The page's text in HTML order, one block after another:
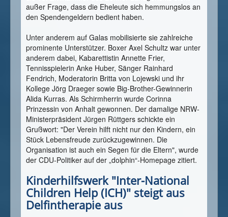
außer Frage, dass die Eheleute sich hemmungslos an
den Spendengeldern bedient haben.
Unter anderem auf Galas mobilisierte sie zahlreiche
prominente Unterstützer. Boxer Axel Schultz war unter
anderem dabei, Kabarettistin Annette Frier,
Tennisspielerin Anke Huber, Sänger Rainhard
Fendrich, Moderatorin Britta von Lojewski und ihr
Kollege Jörg Draeger sowie Big-Brother-Gewinnerin
Alida Kurras. Als Schirmherrin wurde Corinna
Prinzessin von Anhalt gewonnen. Der damalige NRW-
Ministerpräsident Jürgen Rüttgers schickte ein
Grußwort: "Der Verein hilft nicht nur den Kindern, ein
Stück Lebensfreude zurückzugewinnen. Die
Organisation ist auch ein Segen für die Eltern", wurde
der CDU-Politiker auf der „dolphin“-Homepage zitiert.
Kinderhilfswerk "Inter-National
Children Help (ICH)" steigt aus
Delfintherapie aus